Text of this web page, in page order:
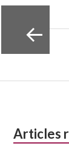
Articles